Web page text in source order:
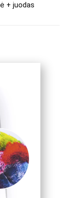
+ juodas